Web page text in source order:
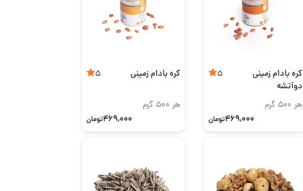
کره بادام زمینی
دو‌آتشه
5
هر 500 گرم
469,000تومان
کره بادام زمینی 5
هر 500 گرم
469,000تومان